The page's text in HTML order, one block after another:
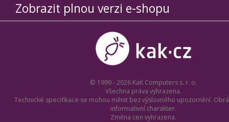
Zobrazit plnou verzi e-shopu
© 1999 - 2026 KaK Computers s. r. o.
Všechna práva vyhrazena.
Technické specifikace se mohou měnit bez výslovného upozornění.
informativní charakter.
Změna cen vyhrazena.